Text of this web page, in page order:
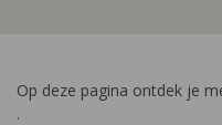
Op deze pagina ontdek je
.